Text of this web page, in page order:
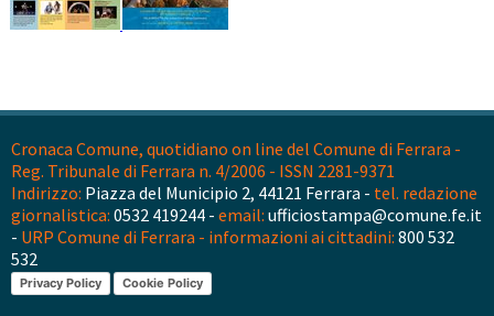
Cronaca Comune, quotidiano on line del Comune di Ferrara -
Reg. Tribunale di Ferrara n. 4/2006 - ISSN 2281-9371
Indirizzo: Piazza del Municipio 2, 44121 Ferrara - tel. redazione
giornalistica: 0532 419244 - email: ufficiostampa@comune.fe.it
- URP Comune di Ferrara - informazioni ai cittadini: 800 532
532
Privacy Policy Cookie Policy